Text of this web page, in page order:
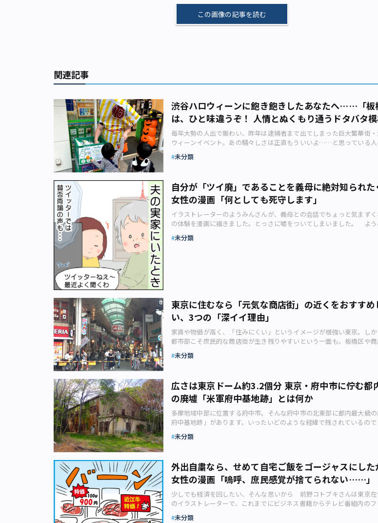
この画像の記事を読む
関連記事
渋谷ハロウィーンに飽き飽きしたあなたへ……「板
は、ひと味違うぞ！ 人情とぬくもり通うドタバタ
載】東京商店街リサーチ（番外編）
毎年大勢の人出で賑わい、昨年は逮捕者まで出てしまった巨大繁華街
ウィーンイベント。あの騒々しさは正直もういいよ……と思っている
代表する庶民的住宅街、板橋区で行われた商店街ハロウィーンの様子を
いと思います。フリーライターの荒井禎雄さんがナビゲートします。こ
です。 1. 「いたばしこどもハロウィン」 11時～15時 at 板橋駅前本通り
（JR板橋駅西口） 2. 「ハロウィンイベント」 16時～ at 板橋宿不動通り
行われたハロウィーンイベント。ファミチキの恰好をしたコンビニ店
をもらう子どもたち（画像：荒井禎雄） イベントの概要は「仮装を
ちに商店街の従業員たちがお菓子を配る」という、その説明を聞いただ
名称で言うと平尾宿～中宿となります（これに上宿 ＝ 本町商店街が
この一帯はいまだに当時の宿場通りが商店街としてそのまま残っていて
から環七とぶつかる辺りまで三間～三間半の道幅がおよそ2kmに渡って
す。 今回のハロウィーンイベントは、この旧下板橋宿を端から端まで
った一大イベントでした。言うなれば「由緒ある江戸時代の宿場町で、
りの舶来イベントが開かれる」という、なかなかねじれた和洋折衷の催
です。 旧中山道の板橋一帯は、古くは鎌倉時代に源頼朝が陣を張った
装をした子どもたちが「トリック オア トリート！」とさけびながら練
う考えると筆者はジワジワと面白くなってしまいます。 ただ、甲冑（
う）で身を固めるか、オバケのコスプレをするか、というちょっとした
ないので、案外違和感はないのかもしれません。 下板橋の中心地・中
店街。大勢の親子連れで商店街は最高潮の盛り上がり（画像：荒井禎
行きましょう。アンチ渋谷ハロウィーン派の人も、そうでない人も必見
子どもを連れて、JR板橋駅方面川から入ってみました。この商店街の南
は現在の中山道に面していて、昔「平尾追分」と呼ばれた辺りになり
みに平尾追分とは街道の分岐点で、日本橋 → 巣鴨 → 板橋と至った旧・
ここで旧・川越街道と分岐していた場所です。このふたつの旧街道は
として多くの軒が連なっている、板橋区にとって非常に重要な道。そ
橋区の南部エリアは、江戸時代から街の中心地がちっとも変わっていな
未分類
自分が「ツイ廃」であることを義母に絶対知られた
女性の漫画「何としても死守します」
イラストレーターのようみんさんが、義母との会話でちょっと気まず
の体験を漫画に描きました。とっさに嘘をついてしまいました。 よ
ネーム）さんは夫と5歳の長女、2歳の次女の4人で東京の下町に暮らし
ストレーターです。日常で感じた疑問やモヤモヤ、ちょっと気になる出
はどのような人の投稿を読んでいるんですか？ 私は子どもを出産して
ッターをはじめたので、やっぱり同じ育児の悩みを持っている人たちの
い。 そうですね……。災害などのときはテレビよりツイッターのほ
すね！ ――逆にご自身ではどのようなことをつぶやいているのでしょう
常の何でもないことや、子どものことですね！ ――お義母さんは、まったく
でした。 ――とっさに「知らないふり」をしたのは、どういう心境からな
やっぱり……私のどうでもいい日常を知られたくないので……(笑)。
の中で知り合った人たちとのやり取りが多いですし。お義母さんに知ら
のは何とか回避したいなあと必死でした……。 ――ツイッターにハマって
にひと言お願いします。 「ツイ廃（ツイッター廃人。ツイッターにハ
人）」という言葉がありますが、私もそうです。でも、ツイッターをや
げで、育児で困ったことがあったときに助けてもらったり、心の支えに
未分類
東京に住むなら「元気な商店街」の近くをおすすめ
い、3つの「深イイ理由」
家賃や物価が高く、「住みにくい」というイメージが根強い東京。しか
都市部こそ庶民的な商店街が生き残りやすいという一面も。板橋区や
関係性について解説します。東京こそ、庶民的な生活が送りやすい 東
いることと思います。 昭和レトロな葛飾区の立石仲見世商店街（画像
AC） しかし、実はあるひとつのことに注目するだけで、23区内であっ
布に優しい、とてもコストパフォーマンスに優れた生活ができるという
知でしょうか。 何に注目すべきか……、それはズバリ「商店街」で
街というと、地方都市で潰れた店がシャッターを下ろしっぱなしにし
ゆる「シャッター通り」という印象があります。しかし、東京や大阪と
の大都市では、意外と昔ながらの商店街が活気を維持して生き残って
利便性が高く、求心力のある街が密集しているため、移動に車が必須と
なりづらいからです。 それにより、鉄道駅から住宅まで歩いて移動す
く、その動線上にある商店街への需要が無くならないのです。 加えて
の街で商売を続けている個人商店は、土地建物の減価償却が終わってい
多く、そうした店は飲食店でも小売店でも必要なランニングコストが
ますから、多少販売価格を下げてもやっていけるのです。 こうした奇
ンスがたまたま整っていたことから、最も庶民的な生活から遠いと思わ
未分類
広さは東京ドーム約3.2個分 東京・府中市に佇む都
の廃墟「米軍府中基地跡」とは何か
多摩地域中部に位置する府中市。そんな府中市の北東部に都内最大級
府中基地跡」があります。いったいどのような経緯で残されているの
4月12日（月）から実施された「まん延防止等重点措置」、東京都では
市矢崎町）、東京競馬場（同市日吉町）、あるいは三億円事件の犯行現
どころはいくつかありますが、ここでは北東部にあるちょっとディープ
スポットを紹介してみたいと思います。 その筆頭が米軍府中基地跡。
しょ部を除けば、都内に残る最大級ともいえる廃墟です。 日常の中の
府中基地跡 京王線東府中駅から北に向かい、航空自衛隊府中基地と市
場になっている府中の森公園（浅間町）に挟まれた平和通りを進んでい
未分類
外出自粛なら、せめて自宅ご飯をゴージャスにした
女性の漫画「嗚呼、庶民感覚が捨てられない……」
少しでも経済を回したい、そんな思いから 前野コトブキさんは東京
のイラストレーターで、これまでにビジネス書籍からテレビ番組内の
未分類